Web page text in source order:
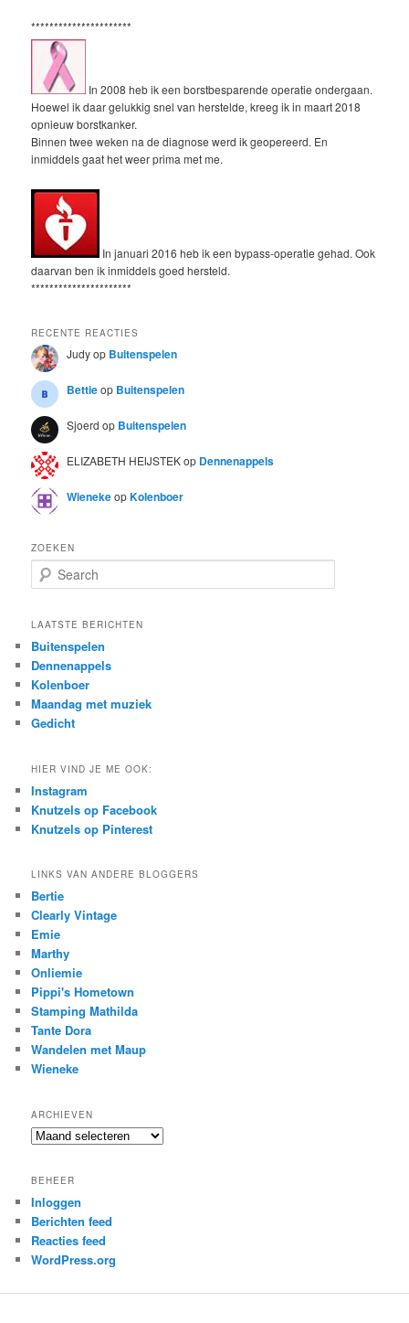
**********************
In 2008 heb ik een borstbesparende operatie ondergaan.
Hoewel ik daar gelukkig snel van herstelde, kreeg ik in maart 2018
opnieuw borstkanker.
Binnen twee weken na de diagnose werd ik geopereerd. En
inmiddels gaat het weer prima met me.
In januari 2016 heb ik een bypass-operatie gehad. Ook
daarvan ben ik inmiddels goed hersteld.
**********************
RECENTE REACTIES
Judyop Buitenspelen
Bettieop Buitenspelen
Sjoerd op Buitenspelen
ELIZABETH HEIJSTEKop Dennenappels
WienekeopKolenboer
ZOEKEN
e
r
h
LAATSTE BERICHTEN
Buitenspelen
Dennenappels
Kolenboer
Maandag met muziek
Gedicht
HIER VIND JE ME OOK:
Instagram
Knutzels op Facebook
Knutzels op Pinterest
LINKS VAN ANDERE BLOGGERS
Bertie
Clearly Vintage
Emie
Marthy
Onliemie
Pippi's Hometown
Stamping Mathilda
Tante Dora
Wandelen met Maup
Wieneke
ARCHIEVEN
Archieven
BEHEER
Inloggen
Berichten feed
Reacties feed
WordPress.org